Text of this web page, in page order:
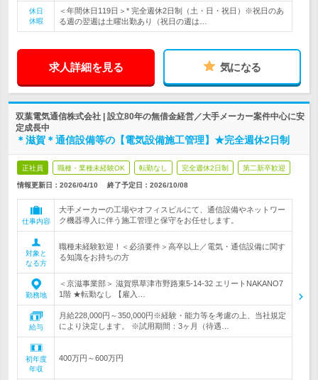
休日
休暇
＜年間休日119日＞* 完全週休2日制（土・日・祝日）※祝日のあ
る週の翌週は土曜出勤あり（祝日の週は…
求人詳細を見る 気になる
双葉電気通信株式会社 | 設立80年の無借金経営／大手メーカー案件中心に安
定成長中
＊滋賀＊通信設備等の【電気設備施工管理】★完全週休2日制
正社員 職種・業種未経験OK 転勤なし 完全週休2日制 第二新卒歓迎
情報更新日：2026/04/10 終了予定日： 2026/10/08
仕事内容
大手メーカーの工場やオフィスビルにて、通信設備やネットワー
ク機器導入に伴う施工管理と保守をお任せします。
対象と
なる方
職種未経験歓迎！＜必須要件＞高卒以上／電気・通信設備に関す
る知識をお持ちの方
勤務地
＜京滋事業部＞ 滋賀県草津市野路東5-14-32 エリートNAKANO7
1階 ★転勤なし 【雇入…
給与
月給228,000円～350,000円※経験・能力等を考慮の上、当社規定
により決定します。 ※試用期間：3ヶ月（待遇…
初年度
年収
400万円～600万円